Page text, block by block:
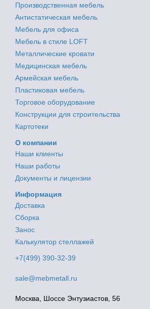
Производственная мебель
Антистатическая мебель
Мебель для офиса
Мебель в стиле LOFT
Металлические кровати
Медицинская мебель
Армейская мебель
Пластиковая мебель
Торговое оборудование
Конструкции для строительства
Картотеки
О компании
Наши клиенты
Наши работы
Документы и лицензии
Информация
Доставка
Сборка
Занос
Калькулятор стеллажей
+7(499) 390-32-39
sale@mebmetall.ru
Москва, Шоссе Энтузиастов, 56